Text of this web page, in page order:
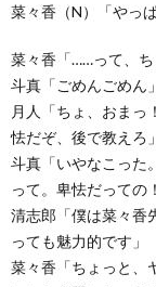
菜々香（N）「やっ
菜々香「……って、ち
斗真「ごめんごめん」
月人「ちょ、おま
怯だぞ、後で教えろ」
斗真「いやなこった
って。卑怯だっての
清志郎「僕は菜々香
っても魅力的です」
菜々香「ちょっと、